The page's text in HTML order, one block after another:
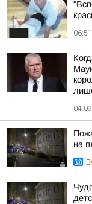
06:51
04:09
на